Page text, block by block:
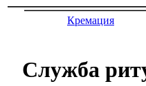
Кремация
Служба